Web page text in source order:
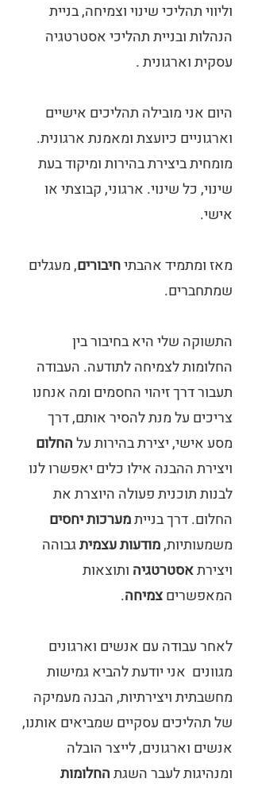
וליווי תהליכי שינוי וצמיחה, בניית
הנהלות ובניית תהליכי אסטרטגיה
עסקית וארגונית .
היום אני מובילה תהליכים אישיים
וארגוניים כיועצת ומאמנת ארגונית.
מומחית ביצירת בהירות ומיקוד בעת
שינוי, כל שינוי. ארגוני, קבוצתי או
אישי.
מאז ומתמיד אהבתיחיבורים, מעגלים
שמתחברים.
התשוקה שלי היא בחיבור בין
החלומות לצמיחה לתודעה. העבודה
תעבור דרך זיהוי החסמים ומה אנחנו
צריכים על מנת להסיר אותם, דרך
מסע אישי, יצירת בהירות עלהחלום
ויצירת ההבנה אילו כלים יאפשרו לנו
לבנות תוכנית פעולה היוצרת את
החלום. דרך בנייתמערכות יחסים
משמעותיות,מודעות עצמיתגבוהה
ויצירתאסטרטגיה ותוצאות
המאפשריםצמיחה.
לאחר עבודה עם אנשים וארגונים
מגוונים אני יודעת להביא גמישות
מחשבתית ויצירתיות, הבנה מעמיקה
של תהליכים עסקיים שמביאים אותנו,
אנשים וארגונים, לייצר הובלה
ומנהיגות לעבר השגתהחלומות